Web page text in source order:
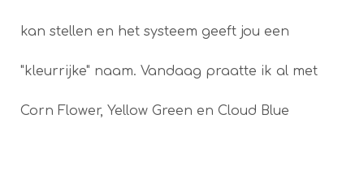
kan stellen en het systeem geeft jou een
"kleurrijke" naam. Vandaag praatte ik al met
Corn Flower, Yellow Green en Cloud Blue